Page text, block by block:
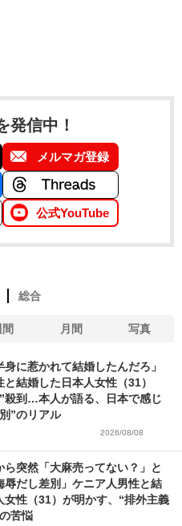
発信中！
メルマガ登録
公式YouTube
総合
月間 写真
身に惹かれて結婚したんだろ」
結婚した日本人女性（31）
殺到…本人が語る、日本で感じ
”のリアル
2026/08/08
ら突然「大麻売ってない？」と
だし差別」ケニア人男性と結
女性（31）が明かす、“排外主義
苦悩